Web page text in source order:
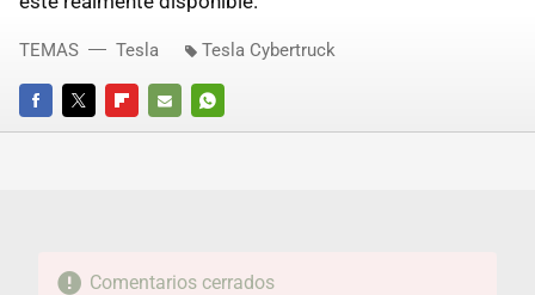
FACEBOOKTWITTERFLIPBOARD
E-
WHATSAPP
TEMAS Tesla Tesla Cybertruck
Comentarios cerrados